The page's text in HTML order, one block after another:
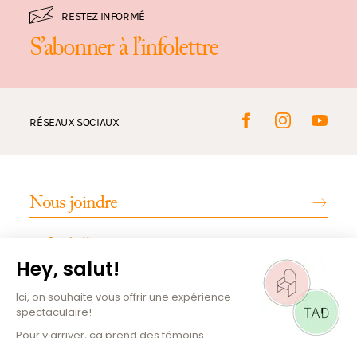
RESTEZ INFORMÉ
S’abonner à l’infolettre
RÉSEAUX SOCIAUX
Nous joindre
Infos billetterie
INFOS PRATIQUES